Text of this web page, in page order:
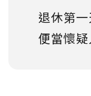
退休第
便當懷疑